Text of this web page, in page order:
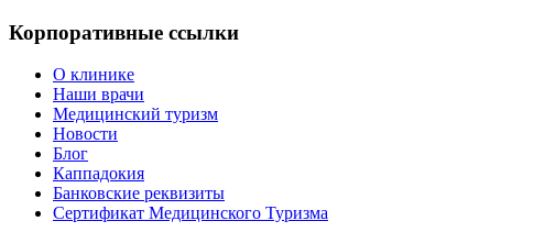
Корпоративные ссылки
О клинике
Наши врачи
Медицинский туризм
Новости
Блог
Каппадокия
Банковские реквизиты
Сертификат Медицинского Туризма